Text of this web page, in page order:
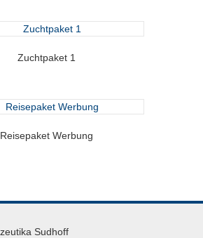
Zuchtpaket 1
Reisepaket Werbung